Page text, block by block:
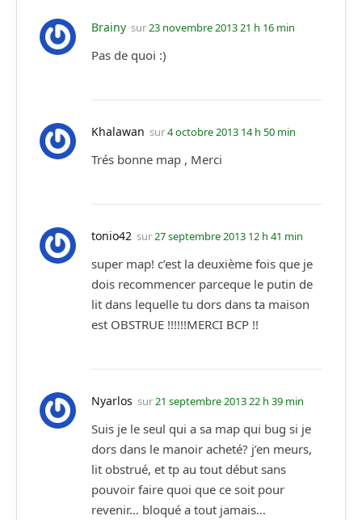
Brainy sur23 novembre 2013 21 h 16 min
Pas de quoi :)
Khalawan sur4 octobre 2013 14 h 50 min
Trés bonne map , Merci
tonio42 sur27 septembre 2013 12 h 41 min
super map! c’est la deuxième fois que je
dois recommencer parceque le putin de
lit dans lequelle tu dors dans ta maison
est OBSTRUE !!!!!!MERCI BCP !!
Nyarlos sur21 septembre 2013 22 h 39 min
Suis je le seul qui a sa map qui bug si je
dors dans le manoir acheté? j’en meurs,
lit obstrué, et tp au tout début sans
pouvoir faire quoi que ce soit pour
revenir… bloqué a tout jamais…